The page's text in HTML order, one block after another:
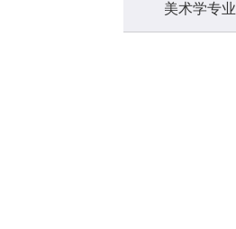
美术学专业